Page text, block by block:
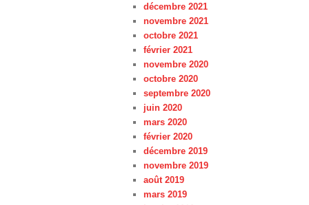
décembre 2021
novembre 2021
octobre 2021
février 2021
novembre 2020
octobre 2020
septembre 2020
juin 2020
mars 2020
février 2020
décembre 2019
novembre 2019
août 2019
mars 2019